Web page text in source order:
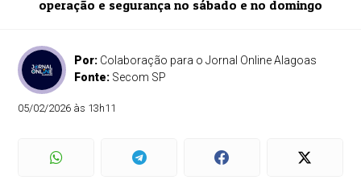
operação e segurança no sábado e no domingo
Por: Colaboração para o Jornal Online Alagoas
Fonte: Secom SP
05/02/2026 às 13h11